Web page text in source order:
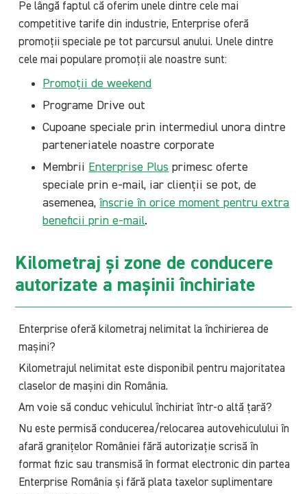
Pe lângă faptul că oferim unele dintre cele mai
competitive tarife din industrie, Enterprise oferă
promoții speciale pe tot parcursul anului. Unele dintre
cele mai populare promoții ale noastre sunt:
Promoții de weekend
Programe Drive out
Cupoane speciale prin intermediul unora dintre
parteneriatele noastre corporate
Membrii Enterprise Plus primesc oferte
speciale prin e-mail, iar clienții se pot, de
asemenea,înscrie în orice moment pentru extra
beneficii prin e-mail.
Kilometraj și zone de conducere
autorizate a mașiniiînchiriate
Enterprise oferă kilometraj nelimitat la închirierea de
mașini?
Kilometrajul nelimitat este disponibil pentru majoritatea
claselor de mașini din România.
Am voie să conduc vehiculul închiriat într-o altă țară?
Nu este permisă conducerea/relocarea autovehiculului în
afară granițelor României fără autorizație scrisă în
format fizic sau transmisă în format electronic din partea
Enterprise România și fără plata taxelor suplimentare